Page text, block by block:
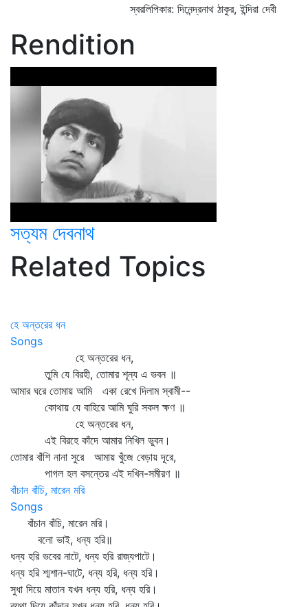
স্বরলিপিকার: দিনেন্দ্রনাথ ঠাকুর, ইন্দিরা দেবী
Rendition
সত্যম দেবনাথ
Related Topics
হে অন্তরের ধন
Songs
হে অন্তরের ধন,
তুমি যে বিরহী, তোমার শূন্য এ ভবন ॥
আমার ঘরে তোমায় আমি একা রেখে দিলাম স্বামী--
কোথায় যে বাহিরে আমি ঘুরি সকল ক্ষণ ॥
হে অন্তরের ধন,
এই বিরহে কাঁদে আমার নিখিল ভুবন।
তোমার বাঁশি নানা সুরে আমায় খুঁজে বেড়ায় দূরে,
পাগল হল বসন্তের এই দখিন-সমীরণ ॥
বাঁচান বাঁচি, মারেন মরি
Songs
বাঁচান বাঁচি, মারেন মরি।
বলো ভাই, ধন্য হরি॥
ধন্য হরি ভবের নাটে, ধন্য হরি রাজ্যপাটে।
ধন্য হরি শ্মশান-ঘাটে, ধন্য হরি, ধন্য হরি।
সুধা দিয়ে মাতান যখন ধন্য হরি, ধন্য হরি।